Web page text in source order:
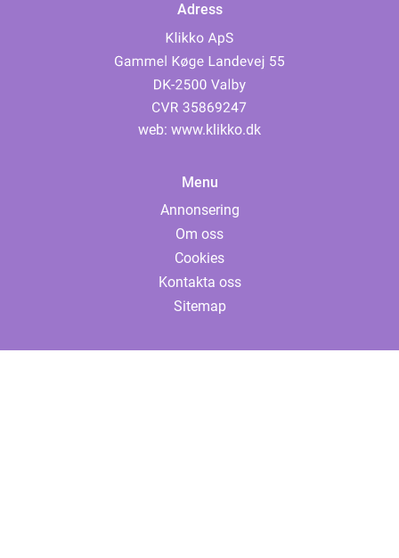
Adress
web: www.klikko.dk
Menu
Annonsering
Om oss
Cookies
Kontakta oss
Sitemap